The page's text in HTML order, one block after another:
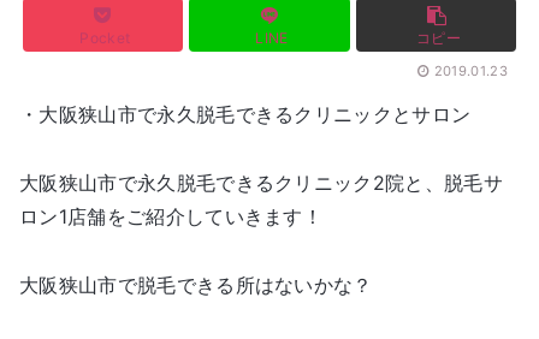
Pocket LINE コピー
2019.01.23
・大阪狭山市で永久脱毛できるクリニックとサロン
大阪狭山市で永久脱毛できるクリニック2院と、脱毛サ
ロン1店舗をご紹介していきます！
大阪狭山市で脱毛できる所はないかな？